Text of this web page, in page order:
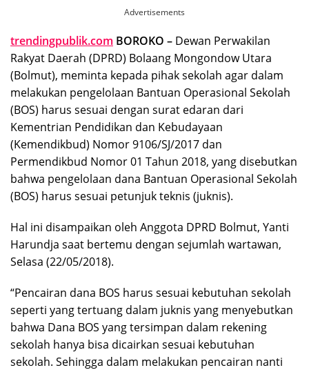
Advertisements
trendingpublik.com BOROKO – Dewan Perwakilan
Rakyat Daerah (DPRD) Bolaang Mongondow Utara
(Bolmut), meminta kepada pihak sekolah agar dalam
melakukan pengelolaan Bantuan Operasional Sekolah
(BOS) harus sesuai dengan surat edaran dari
Kementrian Pendidikan dan Kebudayaan
(Kemendikbud) Nomor 9106/SJ/2017 dan
Permendikbud Nomor 01 Tahun 2018, yang disebutkan
bahwa pengelolaan dana Bantuan Operasional Sekolah
(BOS) harus sesuai petunjuk teknis (juknis).
Hal ini disampaikan oleh Anggota DPRD Bolmut, Yanti
Harundja saat bertemu dengan sejumlah wartawan,
Selasa (22/05/2018).
“Pencairan dana BOS harus sesuai kebutuhan sekolah
seperti yang tertuang dalam juknis yang menyebutkan
bahwa Dana BOS yang tersimpan dalam rekening
sekolah hanya bisa dicairkan sesuai kebutuhan
sekolah. Sehingga dalam melakukan pencairan nanti